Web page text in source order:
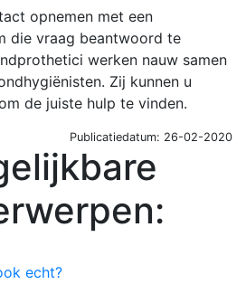
opnemen met een
die vraag beantwoord te
werken nauw samen
Zij kunnen u
de juiste hulp te vinden.
Publicatiedatum: 26-02-2020
echt?